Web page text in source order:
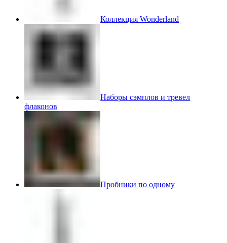
Коллекция Wonderland
Наборы сэмплов и тревел
флаконов
Пробники по одному